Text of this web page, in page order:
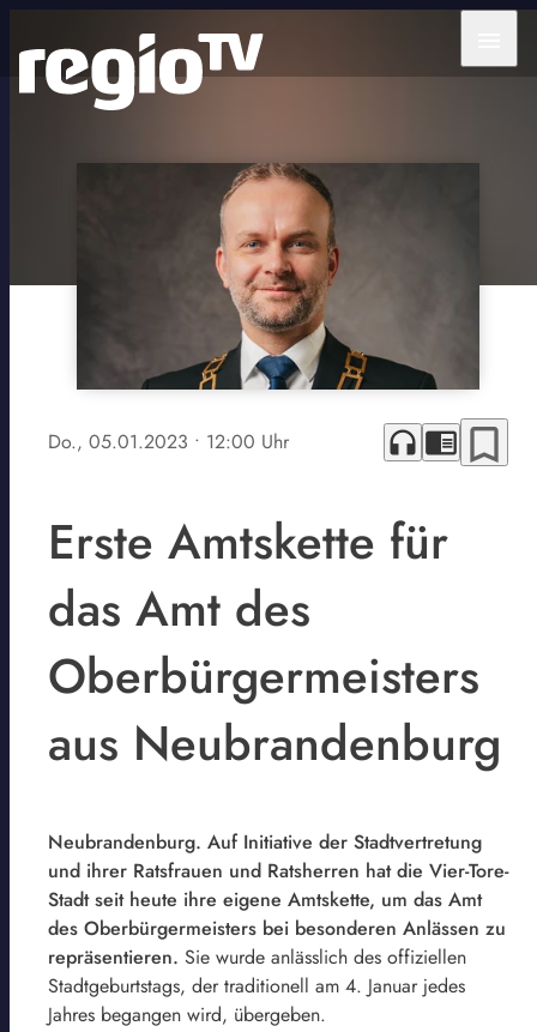
Do., 05.01.2023 • 12:00 Uhr headphones chrome_reader_mode bookmark_border
Erste Amtskette für
das Amt des
Oberbürgermeisters
aus Neubrandenburg
Neubrandenburg. Auf Initiative der Stadtvertretung
und ihrer Ratsfrauen und Ratsherren hat die Vier-Tore-
Stadt seit heute ihre eigene Amtskette, um das Amt
des Oberbürgermeisters bei besonderen Anlässen zu
repräsentieren. Sie wurde anlässlich des offiziellen
Stadtgeburtstags, der traditionell am 4. Januar jedes
Jahres begangen wird, übergeben.